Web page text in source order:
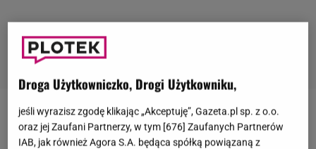
Marzena Rogalskaaktywnie działa w mediach
społecznościowych. Dziennikarka zebrała już ponad
Droga Użytkowniczko, Drogi Użytkowniku,
jeśli wyrazisz zgodę klikając „Akceptuję”, Gazeta.pl sp. z o.o.
oraz jej Zaufani Partnerzy, w tym [676] Zaufanych Partnerów
IAB, jak również Agora S.A. będąca spółką powiązaną z